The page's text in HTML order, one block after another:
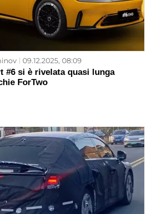
09.12.2025, 08:09
#6 si è rivelata quasi lunga
ForTwo